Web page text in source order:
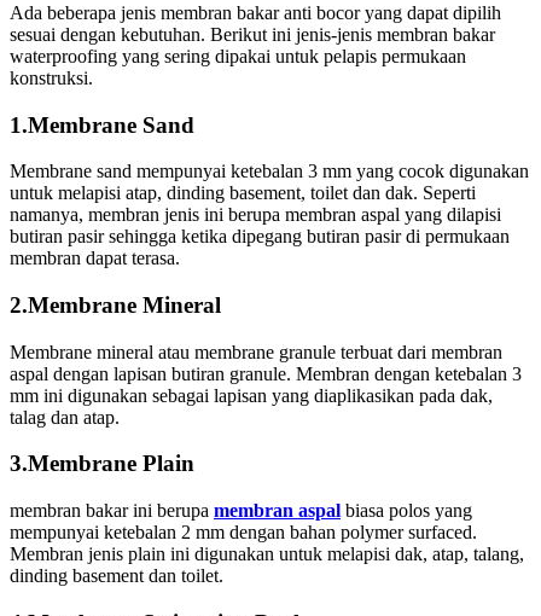
Ada beberapa jenis membran bakar anti bocor yang dapat dipilih
sesuai dengan kebutuhan. Berikut ini jenis-jenis membran bakar
waterproofing yang sering dipakai untuk pelapis permukaan
konstruksi.
1.Membrane Sand
Membrane sand mempunyai ketebalan 3 mm yang cocok digunakan
untuk melapisi atap, dinding basement, toilet dan dak. Seperti
namanya, membran jenis ini berupa membran aspal yang dilapisi
butiran pasir sehingga ketika dipegang butiran pasir di permukaan
membran dapat terasa.
2.Membrane Mineral
Membrane mineral atau membrane granule terbuat dari membran
aspal dengan lapisan butiran granule. Membran dengan ketebalan 3
mm ini digunakan sebagai lapisan yang diaplikasikan pada dak,
talag dan atap.
3.Membrane Plain
membran bakar ini berupa membran aspal biasa polos yang
mempunyai ketebalan 2 mm dengan bahan polymer surfaced.
Membran jenis plain ini digunakan untuk melapisi dak, atap, talang,
dinding basement dan toilet.